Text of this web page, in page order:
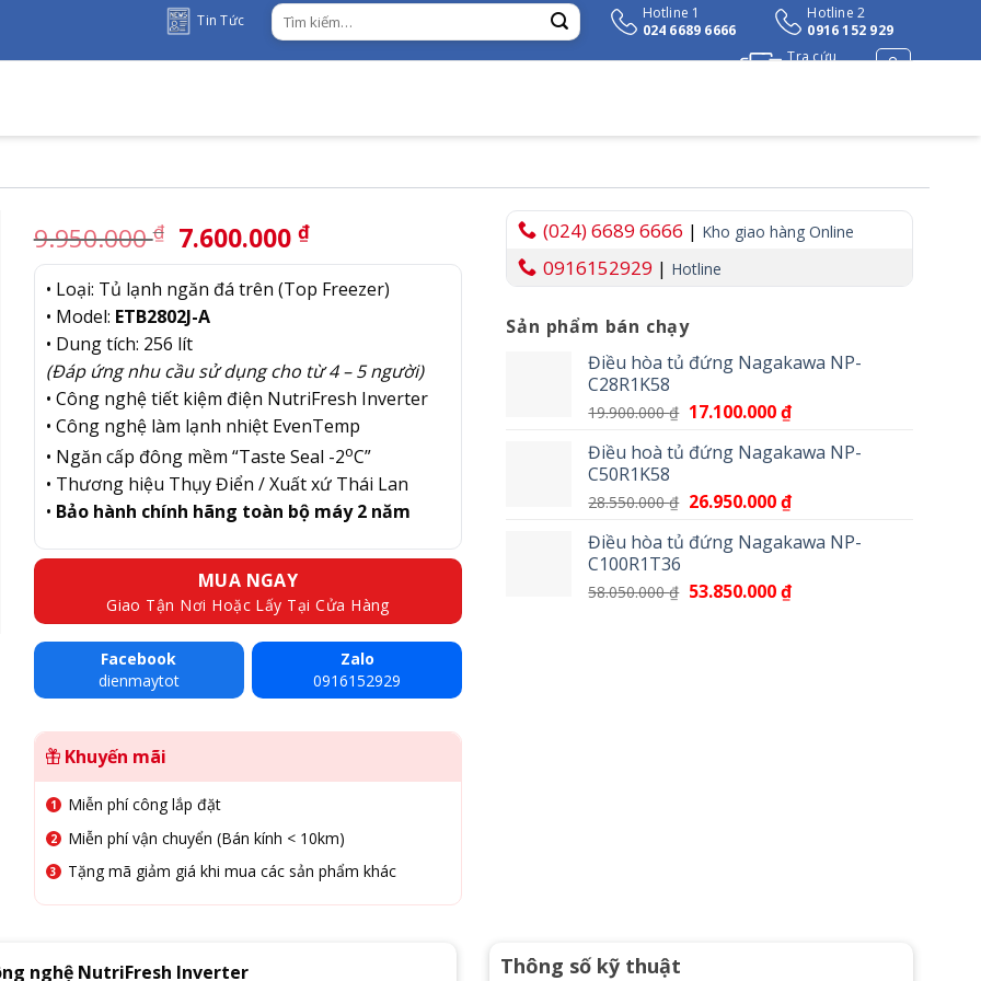
Tin Tức
Tìm
kiếm:
Hotline 1
024 6689 6666
Hotline 2
0916 152 929
Tra cứu
9.950.000₫ Giá
gốc
là:
9.950.000 ₫.
7.600.000₫
hiện
tại
• Loại: Tủ lạnh ngăn đá trên (Top Freezer)
• Model: ETB2802J-A
• Dung tích: 256 lít
(Đáp ứng nhu cầu sử dụng cho từ 4 – 5 người)
• Công nghệ tiết kiệm điện NutriFresh Inverter
• Công nghệ làm lạnh nhiệt EvenTemp
• Ngăn cấp đông mềm “Taste Seal -2oC”
• Thương hiệu Thụy Điển / Xuất xứ Thái Lan
• Bảo hành chính hãng toàn bộ máy 2 năm
MUA NGAY
Giao Tận Nơi Hoặc Lấy Tại Cửa Hàng
Facebook
dienmaytot
Zalo
0916152929
Khuyến mãi
Miễn phí công lắp đặt
Miễn phí vận chuyển (Bán kính < 10km)
Tặng mã giảm giá khi mua các sản phẩm khác
(024) 6689 6666 | Kho giao hàng Online
0916152929 | Hotline
Sản phẩm bán chạy
Điều hòa tủ đứng Nagakawa NP-
C28R1K58
19.900.000₫ Giá
là:
17.100.000₫Giá
tại
17.100.000 ₫.
Điều hoà tủ đứng Nagakawa NP-
C50R1K58
28.550.000₫ Giá
là:
26.950.000₫Giá
tại
26.950.000 ₫.
Điều hòa tủ đứng Nagakawa NP-
C100R1T36
58.050.000₫ Giá
53.850.000₫Giá
nghệ NutriFresh Inverter Thông số kỹ thuật